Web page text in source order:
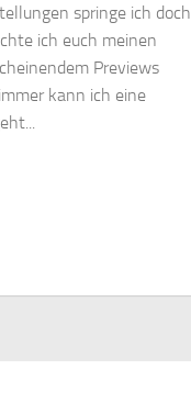
springe ich doch
ich euch meinen
Previews
kann ich eine